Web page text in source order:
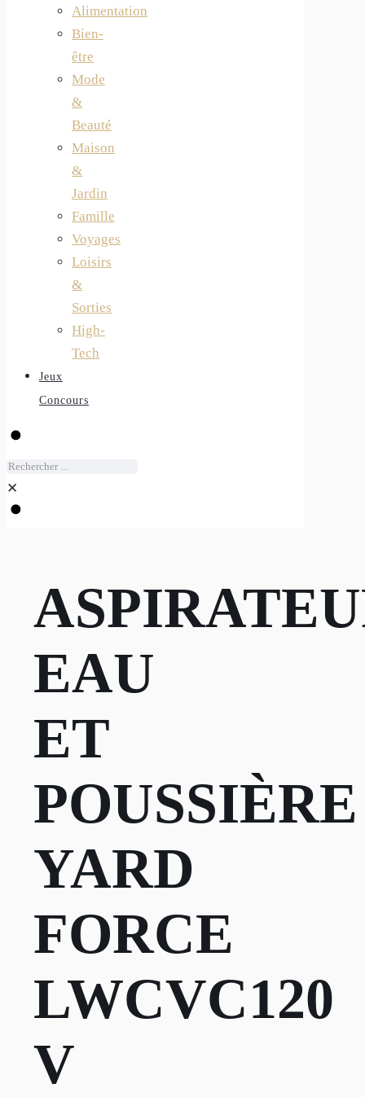
Alimentation
Bien-
être
Mode
&
Beauté
Maison
&
Jardin
Famille
Voyages
Loisirs
&
Sorties
High-
Tech
Jeux
Concours
✕
EAU
ET
POUSSIÈRE
YARD
FORCE
LWCVC120
V